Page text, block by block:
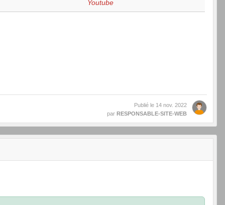
Youtube
Publié le 14 nov. 2022
par RESPONSABLE-SITE-WEB